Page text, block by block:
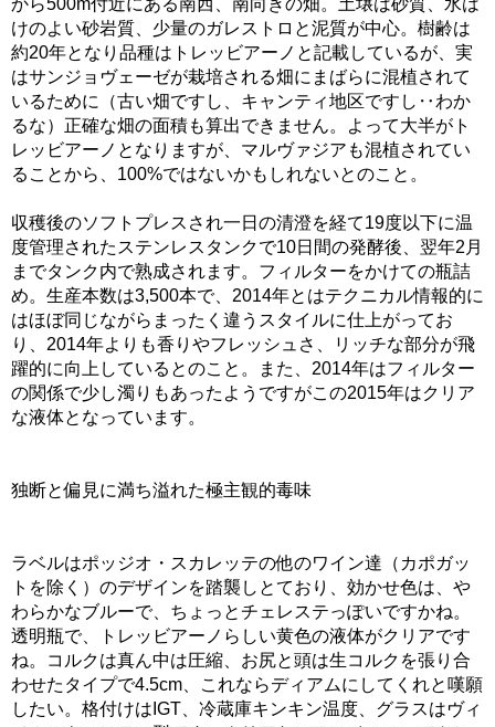
から500m付近にある南西、南向きの畑。土壌は砂質、水は
けのよい砂岩質、少量のガレストロと泥質が中心。樹齢は
約20年となり品種はトレッビアーノと記載しているが、実
はサンジョヴェーゼが栽培される畑にまばらに混植されて
いるために（古い畑ですし、キャンティ地区ですし‥わか
るな）正確な畑の面積も算出できません。よって大半がト
レッビアーノとなりますが、マルヴァジアも混植されてい
ることから、100%ではないかもしれないとのこと。
収穫後のソフトプレスされ一日の清澄を経て19度以下に温
度管理されたステンレスタンクで10日間の発酵後、翌年2月
までタンク内で熟成されます。フィルターをかけての瓶詰
め。生産本数は3,500本で、2014年とはテクニカル情報的に
はほぼ同じながらまったく違うスタイルに仕上がってお
り、2014年よりも香りやフレッシュさ、リッチな部分が飛
躍的に向上しているとのこと。また、2014年はフィルター
の関係で少し濁りもあったようですがこの2015年はクリア
な液体となっています。
独断と偏見に満ち溢れた極主観的毒味
ラベルはポッジオ・スカレッテの他のワイン達（カポガッ
トを除く）のデザインを踏襲しとており、効かせ色は、や
わらかなブルーで、ちょっとチェレステっぽいですかね。
透明瓶で、トレッビアーノらしい黄色の液体がクリアです
ね。コルクは真ん中は圧縮、お尻と頭は生コルクを張り合
わせたタイプで4.5cm、これならディアムにしてくれと嘆願
したい。格付けはIGT、冷蔵庫キンキン温度、グラスはヴィ